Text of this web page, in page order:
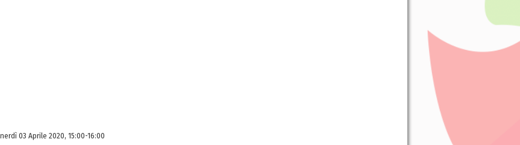
03 Aprile 2020, 15:00-16:00